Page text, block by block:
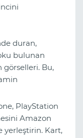
duran,
bulunan
görselleri. Bu,
PlayStation
Amazon
yerleştirin. Kart,